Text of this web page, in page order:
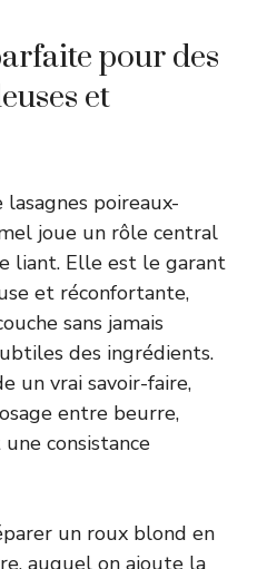
pour des
et
poireaux-
joue un rôle central
liant. Elle est le garant
et réconfortante,
sans jamais
des ingrédients.
un vrai savoir-faire,
entre beurre,
consistance
un roux blond en
auquel on ajoute la